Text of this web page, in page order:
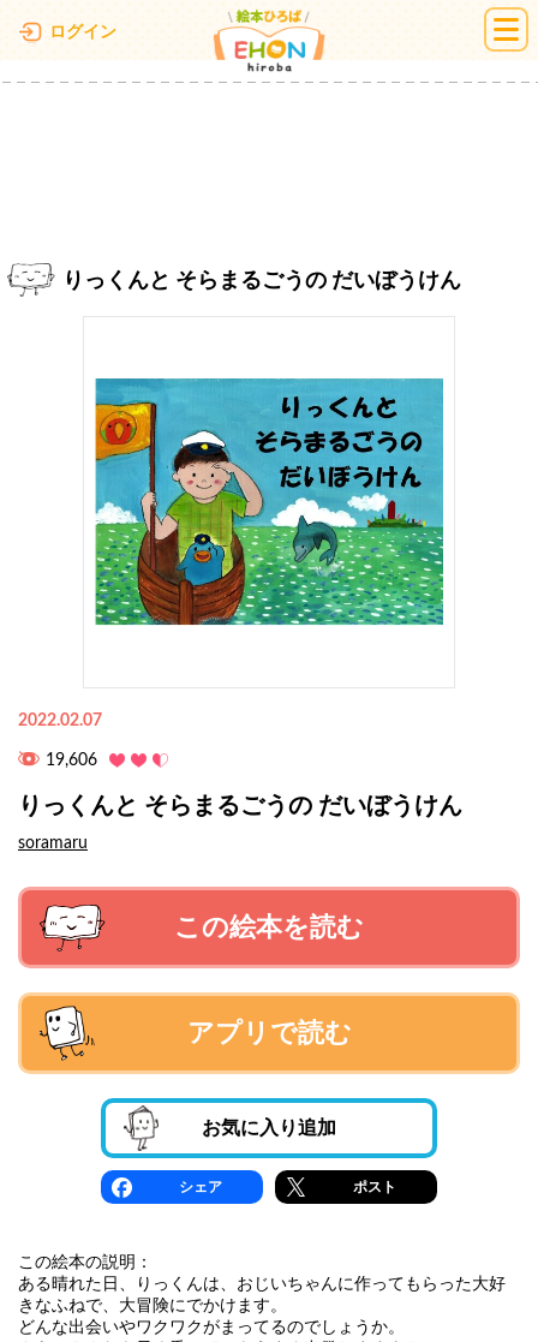
ログイン 絵本ひろば
りっくんと そらまるごうの だいぼうけん
2022.02.07
19,606
りっくんと そらまるごうの だいぼうけん
soramaru
この絵本を読む
アプリで読む
お気に入り追加
シェア ポスト
この絵本の説明：
ある晴れた日、りっくんは、おじいちゃんに作ってもらった大好
きなふねで、大冒険にでかけます。
どんな出会いやワクワクがまってるのでしょうか。